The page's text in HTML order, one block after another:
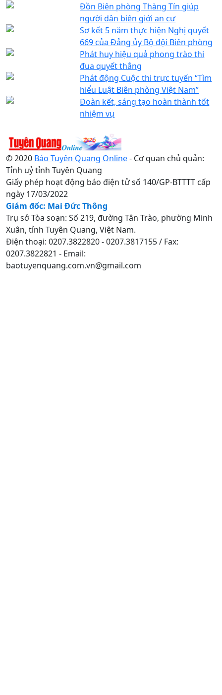
Đồn Biên phòng Thàng Tín giúp
người dân biên giới an cư
Sơ kết 5 năm thực hiện Nghị quyết
669 của Đảng ủy Bộ đội Biên phòng
Phát huy hiệu quả phong trào thi
đua quyết thắng
Phát động Cuộc thi trực tuyến “Tìm
hiểu Luật Biên phòng Việt Nam”
Đoàn kết, sáng tạo hoàn thành tốt
nhiệm vụ
© 2020 Báo Tuyên Quang Online- Cơ quan chủ quản:
Tỉnh uỷ tỉnh Tuyên Quang
Giấy phép hoạt động báo điện tử số 140/GP-BTTTT cấp
ngày 17/03/2022
Giám đốc: Mai Đức Thông
Trụ sở Tòa soạn: Số 219, đường Tân Trào, phường Minh
Xuân, tỉnh Tuyên Quang, Việt Nam.
Điện thoại: 0207.3822820 - 0207.3817155 / Fax:
0207.3822821 - Email:
baotuyenquang.com.vn@gmail.com